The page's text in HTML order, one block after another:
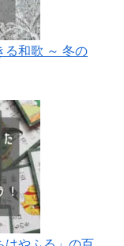
る和歌 ～ 冬の